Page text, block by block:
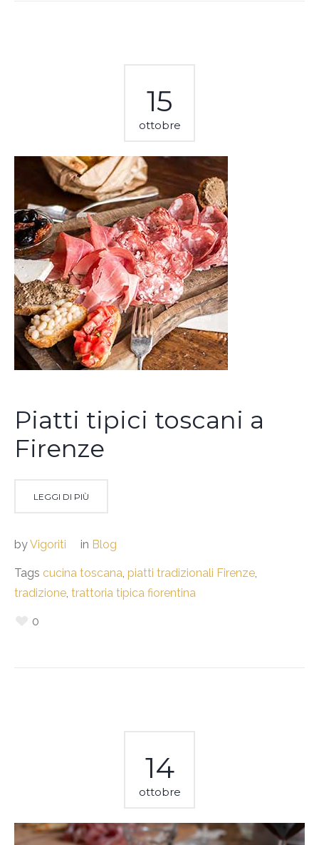
15
ottobre
Piatti tipici toscani a
Firenze
LEGGI DI PIÙ
byVigoriti in Blog
Tags cucina toscana piatti tradizionali Firenze
tradizione trattoria tipica fiorentina
0
14
ottobre